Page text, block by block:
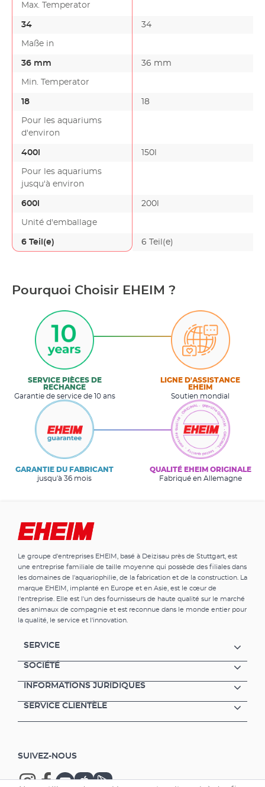
Max. Temperator
34 34
Maße in
36 mm 36 mm
Min. Temperator
18 18
Pour les aquariums
d'environ
400l 150l
Pour les aquariums
jusqu'à environ
600l 200l
Unité d'emballage
6 Teil(e) 6 Teil(e)
Pourquoi Choisir EHEIM ?
SERVICE PIÈCES DE
RECHANGE
Garantie de service de 10 ans
LIGNE D'ASSISTANCE
EHEIM
Soutien mondial
GARANTIE DU FABRICANT
jusqu'à 36 mois
QUALITÉ EHEIM ORIGINALE
Fabriqué en Allemagne
Le groupe d'entreprises EHEIM, basé à Deizisau près de Stuttgart, est
une entreprise familiale de taille moyenne qui possède des filiales dans
les domaines de l'aquariophilie, de la fabrication et de la construction. La
marque EHEIM, implanté en Europe et en Asie, est le cœur de
l'entreprise. Elle est l'un des fournisseurs de haute qualité sur le marché
des animaux de compagnie et est reconnue dans le monde entier pour
la qualité, le service et l'innovation.
SERVICE
SOCIÉTÉ
INFORMATIONS JURIDIQUES
SERVICE CLIENTÈLE
SUIVEZ-NOUS